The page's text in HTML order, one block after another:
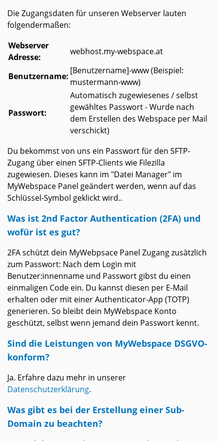
Die Zugangsdaten für unseren Webserver lauten
folgendermaßen:
Webserver
Adresse:
webhost.my-webspace.at
Benutzername:
[Benutzername]-www (Beispiel:
mustermann-www)
Passwort:
Automatisch zugewiesenes / selbst
gewähltes Passwort - Wurde nach
dem Erstellen des Webspace per Mail
verschickt)
Du bekommst von uns ein Passwort für den SFTP-
Zugang über einen SFTP-Clients wie Filezilla
zugewiesen. Dieses kann im "Datei Manager" im
MyWebspace Panel geändert werden, wenn auf das
Schlüssel-Symbol geklickt wird..
Was ist 2nd Factor Authentication (2FA) und
wofür ist es gut?
2FA schützt dein MyWebpsace Panel Zugang zusätzlich
zum Passwort: Nach dem Login mit
Benutzer:innenname und Passwort gibst du einen
einmaligen Code ein. Du kannst diesen per E-Mail
erhalten oder mit einer Authenticator-App (TOTP)
generieren. So bleibt dein MyWebspace Konto
geschützt, selbst wenn jemand dein Passwort kennt.
Sind die Leistungen von MyWebspace DSGVO-
konform?
Ja. Erfahre dazu mehr in unserer
Datenschutzerklärung.
Was gibt es bei der Erstellung einer Sub-
Domain zu beachten?